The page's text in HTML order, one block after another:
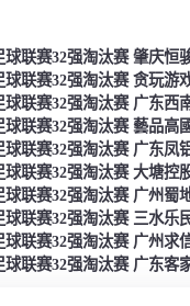
08-10 00:00
0 - 0
08-10 00:00